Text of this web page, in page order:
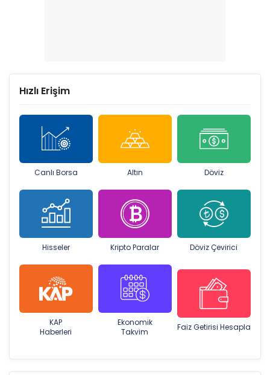
Hızlı Erişim
Canlı Borsa Altın Döviz
Hisseler Kripto Paralar Döviz Çevirici
KAP
Haberleri
Ekonomik
Takvim
Faiz Getirisi Hesapla